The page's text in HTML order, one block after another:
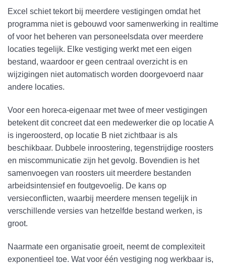
Excel schiet tekort bij meerdere vestigingen omdat het
programma niet is gebouwd voor samenwerking in realtime
of voor het beheren van personeelsdata over meerdere
locaties tegelijk. Elke vestiging werkt met een eigen
bestand, waardoor er geen centraal overzicht is en
wijzigingen niet automatisch worden doorgevoerd naar
andere locaties.
Voor een horeca-eigenaar met twee of meer vestigingen
betekent dit concreet dat een medewerker die op locatie A
is ingeroosterd, op locatie B niet zichtbaar is als
beschikbaar. Dubbele inroostering, tegenstrijdige roosters
en miscommunicatie zijn het gevolg. Bovendien is het
samenvoegen van roosters uit meerdere bestanden
arbeidsintensief en foutgevoelig. De kans op
versieconflicten, waarbij meerdere mensen tegelijk in
verschillende versies van hetzelfde bestand werken, is
groot.
Naarmate een organisatie groeit, neemt de complexiteit
exponentieel toe. Wat voor één vestiging nog werkbaar is,